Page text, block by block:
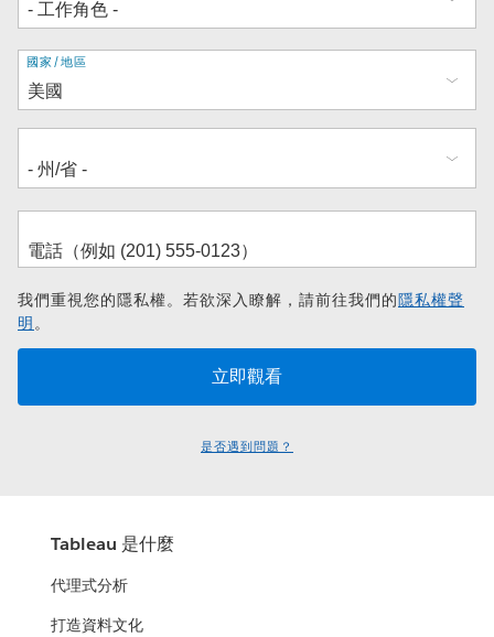
地
址
國家/地區
我們重視您的隱私權。若欲深入瞭解，請前往我們的隱私權聲
明。
是否遇到問題？
Tableau 是什麼
代理式分析
打造資料文化